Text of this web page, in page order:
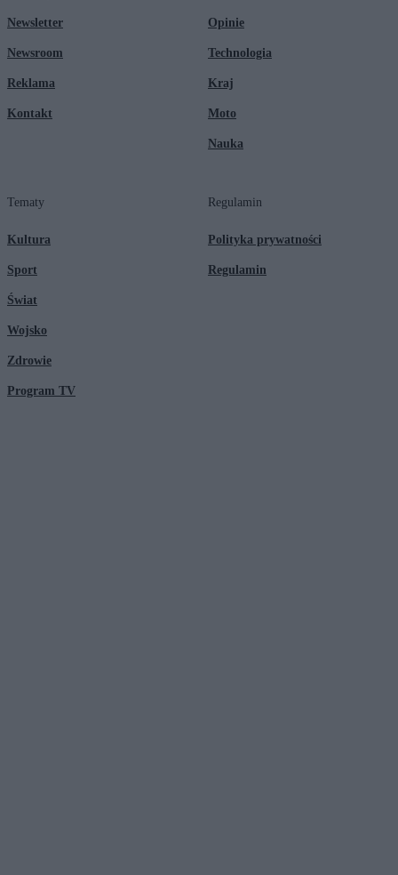
Newsletter
Newsroom
Reklama
Kontakt
Opinie
Technologia
Kraj
Moto
Nauka
Tematy
Kultura
Sport
Świat
Wojsko
Zdrowie
Program TV
Regulamin
Polityka prywatności
Regulamin